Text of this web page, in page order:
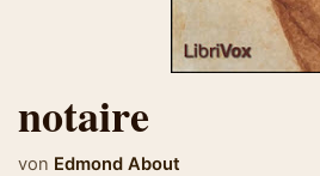
notaire
von Edmond About